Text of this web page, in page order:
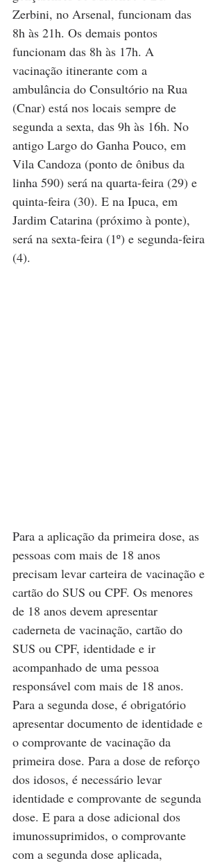
Zerbini, no Arsenal, funcionam das
8h às 21h. Os demais pontos
funcionam das 8h às 17h. A
vacinação itinerante com a
ambulância do Consultório na Rua
(Cnar) está nos locais sempre de
segunda a sexta, das 9h às 16h. No
antigo Largo do Ganha Pouco, em
Vila Candoza (ponto de ônibus da
linha 590) será na quarta-feira (29) e
quinta-feira (30). E na Ipuca, em
Jardim Catarina (próximo à ponte),
será na sexta-feira (1º) e segunda-feira
(4).
Para a aplicação da primeira dose, as
pessoas com mais de 18 anos
precisam levar carteira de vacinação e
cartão do SUS ou CPF. Os menores
de 18 anos devem apresentar
caderneta de vacinação, cartão do
SUS ou CPF, identidade e ir
acompanhado de uma pessoa
responsável com mais de 18 anos.
Para a segunda dose, é obrigatório
apresentar documento de identidade e
o comprovante de vacinação da
primeira dose. Para a dose de reforço
dos idosos, é necessário levar
identidade e comprovante de segunda
dose. E para a dose adicional dos
imunossuprimidos, o comprovante
com a segunda dose aplicada,